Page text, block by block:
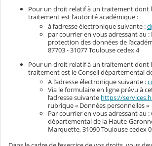
Pour un droit relatif à un traitement dont
traitement est l'autorité académique :
à l’adresse électronique suivante :
par courrier en vous adressant au :
protection des données de
87703 - 31077 Toulouse cedex 4
Pour un droit relatif à un traitement dont
traitement est le Conseil départemental
A l’adresse électronique suivante :
Via le formulaire en ligne prévu à
l’adresse suivante https://
rubrique « Données personnelles »
Par courrier en vous adressant au :
départemental de la Haute-
Marquette, 31090 Toulouse cedex